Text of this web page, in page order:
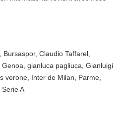
Bursaspor, Claudio Taffarel
Genoa gianluca pagliuca Gianluigi
verone Inter de Milan Parme
Serie A